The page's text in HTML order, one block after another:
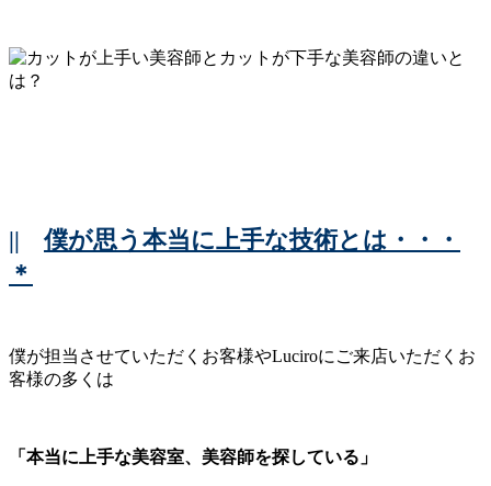
|| 僕が思う本当に上手な技術とは・・・
＊
僕が担当させていただくお客様やLuciroにご来店いただくお
客様の多くは
「本当に上手な美容室、美容師を探している」